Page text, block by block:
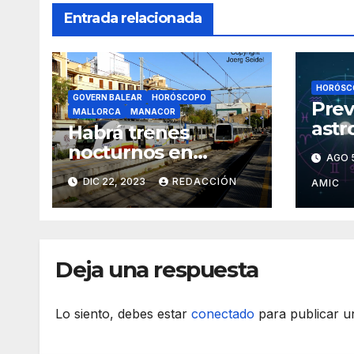
Entrada relacionada
GOVERN BALEAR
HORÓSCOPO
MALLORCA
MANACOR
Habrá trenes
nocturnos en
Nochebuena y
Nochevieja
DIC 22, 2023 REDACCIÓN
11AGO
AMIC
Deja una respuesta
Lo siento, debes estar conectado para publicar